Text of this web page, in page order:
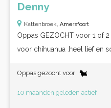
Denny
Kattenbroek, Amersfoort
Oppas GEZOCHT voor 1 of
voor chihuahua .heel lief en
Oppas gezocht voor:
10 maanden geleden actief